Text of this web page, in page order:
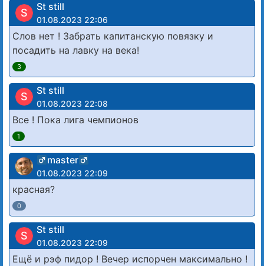
S St still
01.08.2023 22:06
Слов нет ! Забрать капитанскую повязку и
посадить на лавку на века!
3
S St still
01.08.2023 22:08
Все ! Пока лига чемпионов
1
master
01.08.2023 22:09
красная?
0
S St still
01.08.2023 22:09
Ещё и рэф пидор ! Вечер испорчен максимально !